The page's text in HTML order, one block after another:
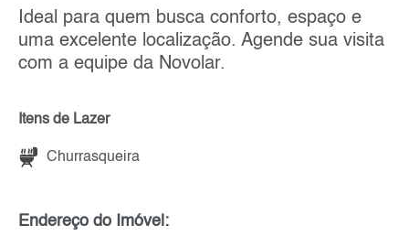
Ideal para quem busca conforto, espaço e
uma excelente localização. Agende sua visita
com a equipe da Novolar.
Itens de Lazer
Churrasqueira
Endereço do Imóvel: